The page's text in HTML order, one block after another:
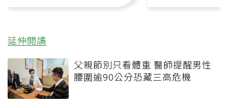
延伸閱讀
父親節別只看體重 醫師提醒男性
腰圍逾90公分恐藏三高危機